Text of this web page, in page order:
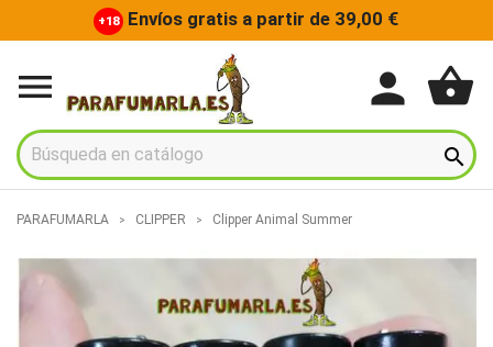
+18 Envíos gratis a partir de 39,00 €
 person shopping_basket

PARAFUMARLA CLIPPER Clipper Animal Summer